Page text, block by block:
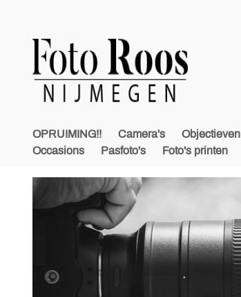
OPRUIMING!! Camera's Objectieven
Occasions
Pasfoto's Foto's printen